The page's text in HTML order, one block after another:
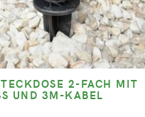
2-FACH MIT
UND 3M-KABEL